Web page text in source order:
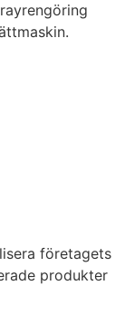
företagets
produkter